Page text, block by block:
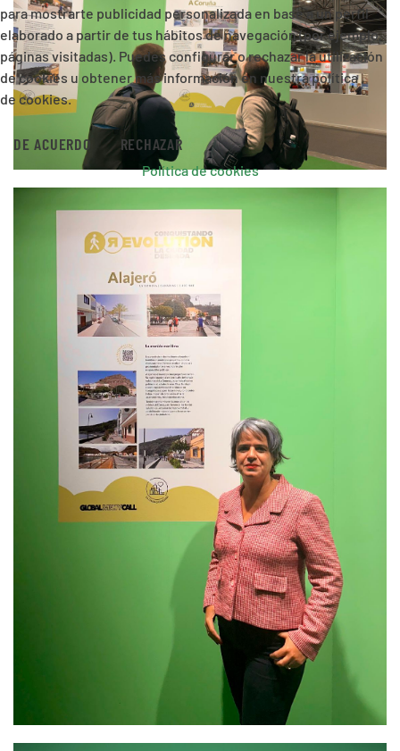
para mostrarte publicidad personalizada en base a un perfil
elaborado a partir de tus hábitos de navegación (por ejemplo,
páginas visitadas). Puedes configurar o rechazar la utilización
de cookies u obtener más información en nuestra política
de cookies.
DE ACUERDO RECHAZAR
Política de cookies